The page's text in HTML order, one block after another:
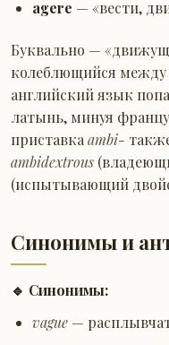
agere — «вести,
Буквально —
колеблющийся между
английский язык
латынь, минуя
приставка ambi-
ambidextrous
(испытывающий
Синонимы и
🔹 Синонимы:
vague —